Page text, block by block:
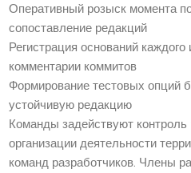
Оперативный розыск момента
сопоставление редакций
Регистрация оснований
комментарии коммитов
Формирование тестовых опций
устойчивую редакцию
Команды задействуют
организации деятельности
команд разработчиков. Члены